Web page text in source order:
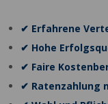
✔ Erfahrene
✔ Hohe
✔ Faire
✔ Ratenzahlung